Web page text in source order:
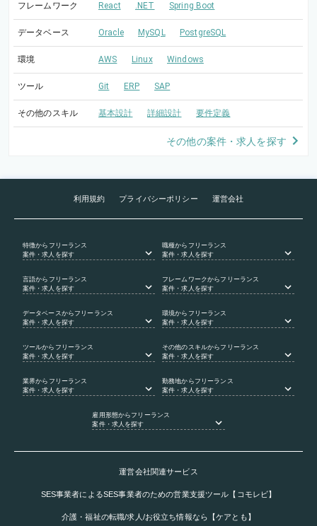
フレームワーク React .NET Spring Boot
データベース Oracle MySQL PostgreSQL
環境 AWS Linux Windows
ツール Git ERP SAP
その他のスキル 基本設計 詳細設計 要件定義
その他の案件・求人を探す
利用規約 プライバシーポリシー 運営会社
特徴からフリーランス
案件・求人を探す
職種からフリーランス
案件・求人を探す
言語からフリーランス
案件・求人を探す
フレームワークからフリーランス
案件・求人を探す
データベース からフリーランス
案件・求人を探す
環境からフリーランス
案件・求人を探す
ツールからフリーランス
案件・求人を探す
その他のスキルからフリーランス
案件・求人を探す
業界からフリーランス
案件・求人を探す
勤務地からフリーランス
案件・求人を探す
雇用形態からフリーランス
案件・求人を探す
運営会社関連サービス
SES事業者によるSES事業者のための営業支援ツール【コモレビ】
介護・福祉の転職/求人/お役立ち情報なら【ケアとも】